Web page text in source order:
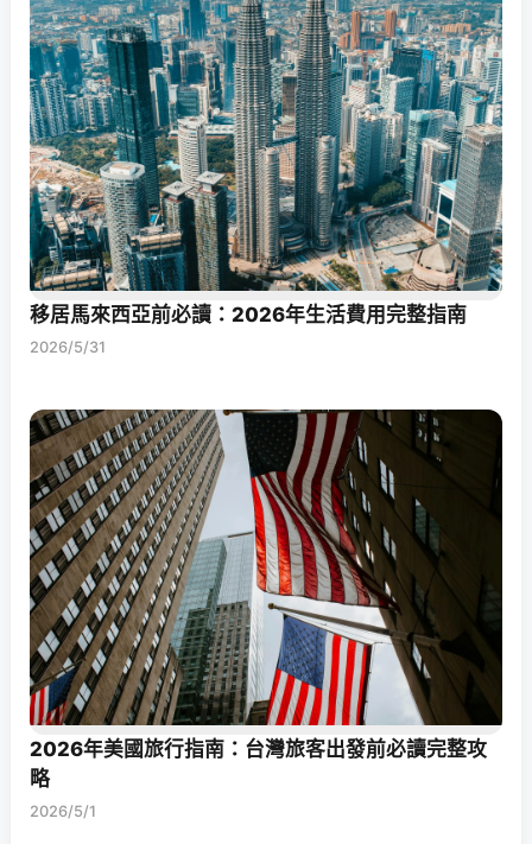
移居馬來西亞前必讀：2026年生活費用完整指南
2026/5/31
2026年美國旅行指南：台灣旅客出發前必讀完整攻
略
2026/5/1